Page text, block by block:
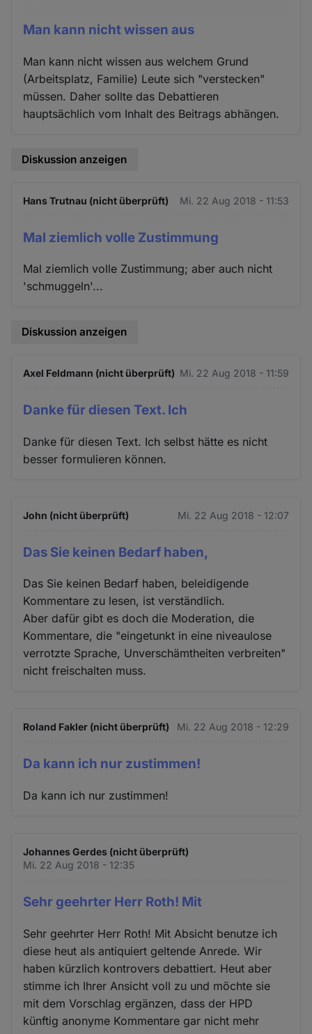
Man kann nicht wissen aus
Man kann nicht wissen aus welchem Grund
(Arbeitsplatz, Familie) Leute sich "verstecken"
müssen. Daher sollte das Debattieren
hauptsächlich vom Inhalt des Beitrags abhängen.
Diskussion anzeigen
Hans Trutnau (nicht überprüft) Mi. 22 Aug 2018 - 11:53
Mal ziemlich volle Zustimmung
Mal ziemlich volle Zustimmung; aber auch nicht
'schmuggeln'...
Diskussion anzeigen
Axel Feldmann (nicht überprüft) Mi. 22 Aug 2018 - 11:59
Danke für diesen Text. Ich
Danke für diesen Text. Ich selbst hätte es nicht
besser formulieren können.
John (nicht überprüft) Mi. 22 Aug 2018 - 12:07
Das Sie keinen Bedarf haben,
Das Sie keinen Bedarf haben, beleidigende
Kommentare zu lesen, ist verständlich.
Aber dafür gibt es doch die Moderation, die
Kommentare, die "eingetunkt in eine niveaulose
verrotzte Sprache, Unverschämtheiten verbreiten"
nicht freischalten muss.
Roland Fakler (nicht überprüft) Mi. 22 Aug 2018 - 12:29
Da kann ich nur zustimmen!
Da kann ich nur zustimmen!
Johannes Gerdes (nicht überprüft)
Mi. 22 Aug 2018 - 12:35
Sehr geehrter Herr Roth! Mit
Sehr geehrter Herr Roth! Mit Absicht benutze ich
diese heut als antiquiert geltende Anrede. Wir
haben kürzlich kontrovers debattiert. Heut aber
stimme ich Ihrer Ansicht voll zu und möchte sie
mit dem Vorschlag ergänzen, dass der HPD
künftig anonyme Kommentare gar nicht mehr